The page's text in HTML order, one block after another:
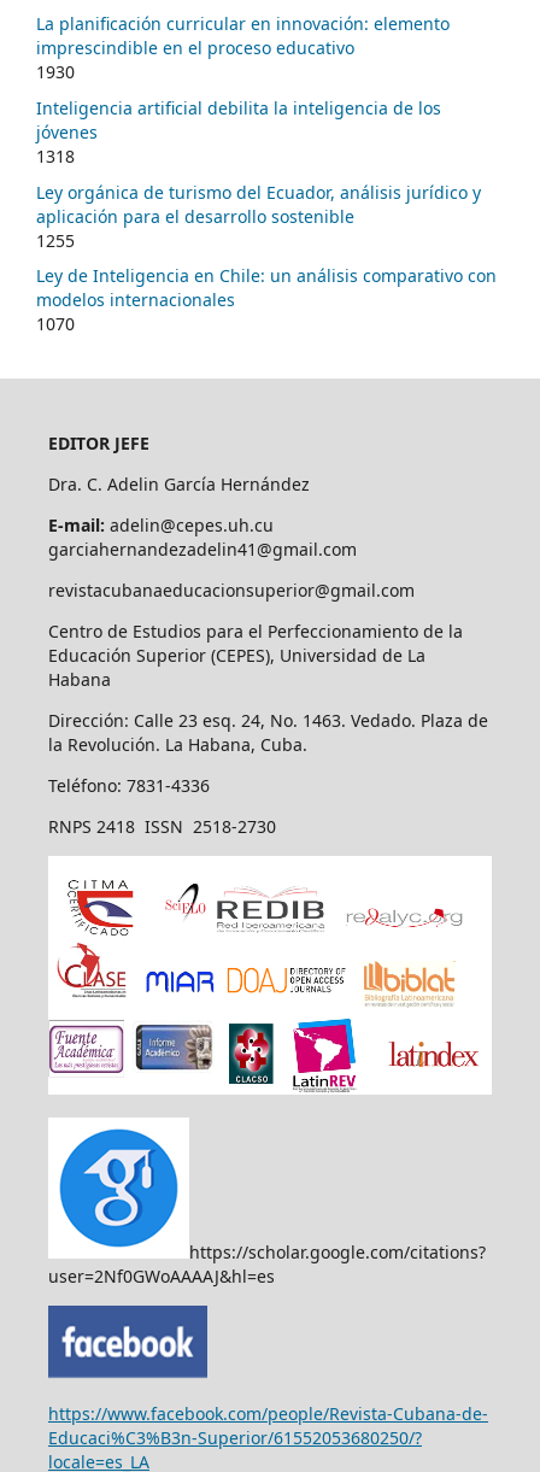
La planificación curricular en innovación: elemento
imprescindible en el proceso educativo
1930
Inteligencia artificial debilita la inteligencia de los
jóvenes
1318
Ley orgánica de turismo del Ecuador, análisis jurídico y
aplicación para el desarrollo sostenible
1255
Ley de Inteligencia en Chile: un análisis comparativo con
modelos internacionales
1070
EDITOR JEFE
Dra. C. Adelin García Hernández
E-mail: adelin@cepes.uh.cu
garciahernandezadelin41@gmail.com
revistacubanaeducacionsuperior@gmail.com
Centro de Estudios para el Perfeccionamiento de la
Educación Superior (CEPES), Universidad de La
Habana
Dirección: Calle 23 esq. 24, No. 1463. Vedado. Plaza de
la Revolución. La Habana, Cuba.
Teléfono: 7831-4336
RNPS 2418 ISSN 2518-2730
https://scholar.google.com/citations?
user=2Nf0GWoAAAAJ&hl=es
https://www.facebook.com/people/Revista-Cubana-de-
Educaci%C3%B3n-Superior/61552053680250/?
locale=es_LA